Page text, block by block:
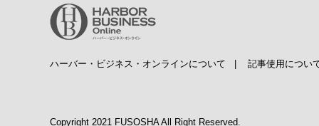
ハーバー・ビジネス・オンラインについて 記事使用につい
Copyright 2021 FUSOSHA All Right Reserved.